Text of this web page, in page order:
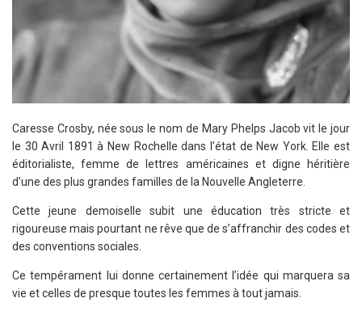
Caresse Crosby, née sous le nom de Mary Phelps Jacob vit le jour
le 30 Avril 1891 à New Rochelle dans l’état de New York. Elle est
éditorialiste, femme de lettres américaines et digne héritière
d’une des plus grandes familles de la Nouvelle Angleterre.
Cette jeune demoiselle subit une éducation très stricte et
rigoureuse mais pourtant ne rêve que de s’affranchir des codes et
des conventions sociales.
Ce tempérament lui donne certainement l’idée qui marquera sa
vie et celles de presque toutes les femmes à tout jamais.